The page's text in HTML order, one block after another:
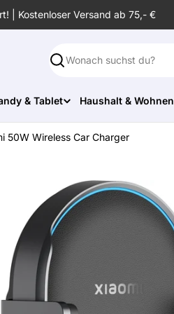
| Kostenloser Versand ab 75,- €
Suchen
& Tablet Haushalt & Wohnen
50W Wireless Car Charger